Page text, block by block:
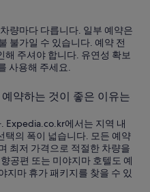
량마다 다릅니다. 일부 예약은
불가일 수 있습니다. 예약 전
해 주셔야 합니다. 유연성 확보
사용해 주세요.
약하는 것이 좋은 이유는
Expedia.co.kr에서는 지역 내
택의 폭이 넓습니다. 모든 예약
최저 가격으로 적절한 차량을
공편 또는 미야지마 호텔도 예
지마 휴가 패키지를 찾을 수 있